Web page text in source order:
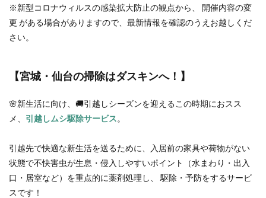
※新型コロナウィルスの感染拡大防止の観点から、 開催内容の変
更 がある場合がありますので、最新情報を確認のうえお越しくだ
さい。
【宮城・仙台の掃除はダスキンへ！】
🌸新生活に向け、🚚引越しシーズンを迎えるこの時期におスス
メ、 引越しムシ駆除サービス。
引越先で快適な新生活を送るために、入居前の家具や荷物がない
状態で不快害虫が生息・侵入しやすいポイント（水まわり・出入
口・居室など）を重点的に薬剤処理し、 駆除・予防をするサービ
スです！